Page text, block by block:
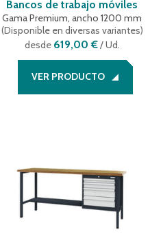
Bancos de trabajo móviles
Gama Premium, ancho 1200 mm
(Disponible en diversas variantes)
desde 619,00 €/ Ud.
VER PRODUCTO